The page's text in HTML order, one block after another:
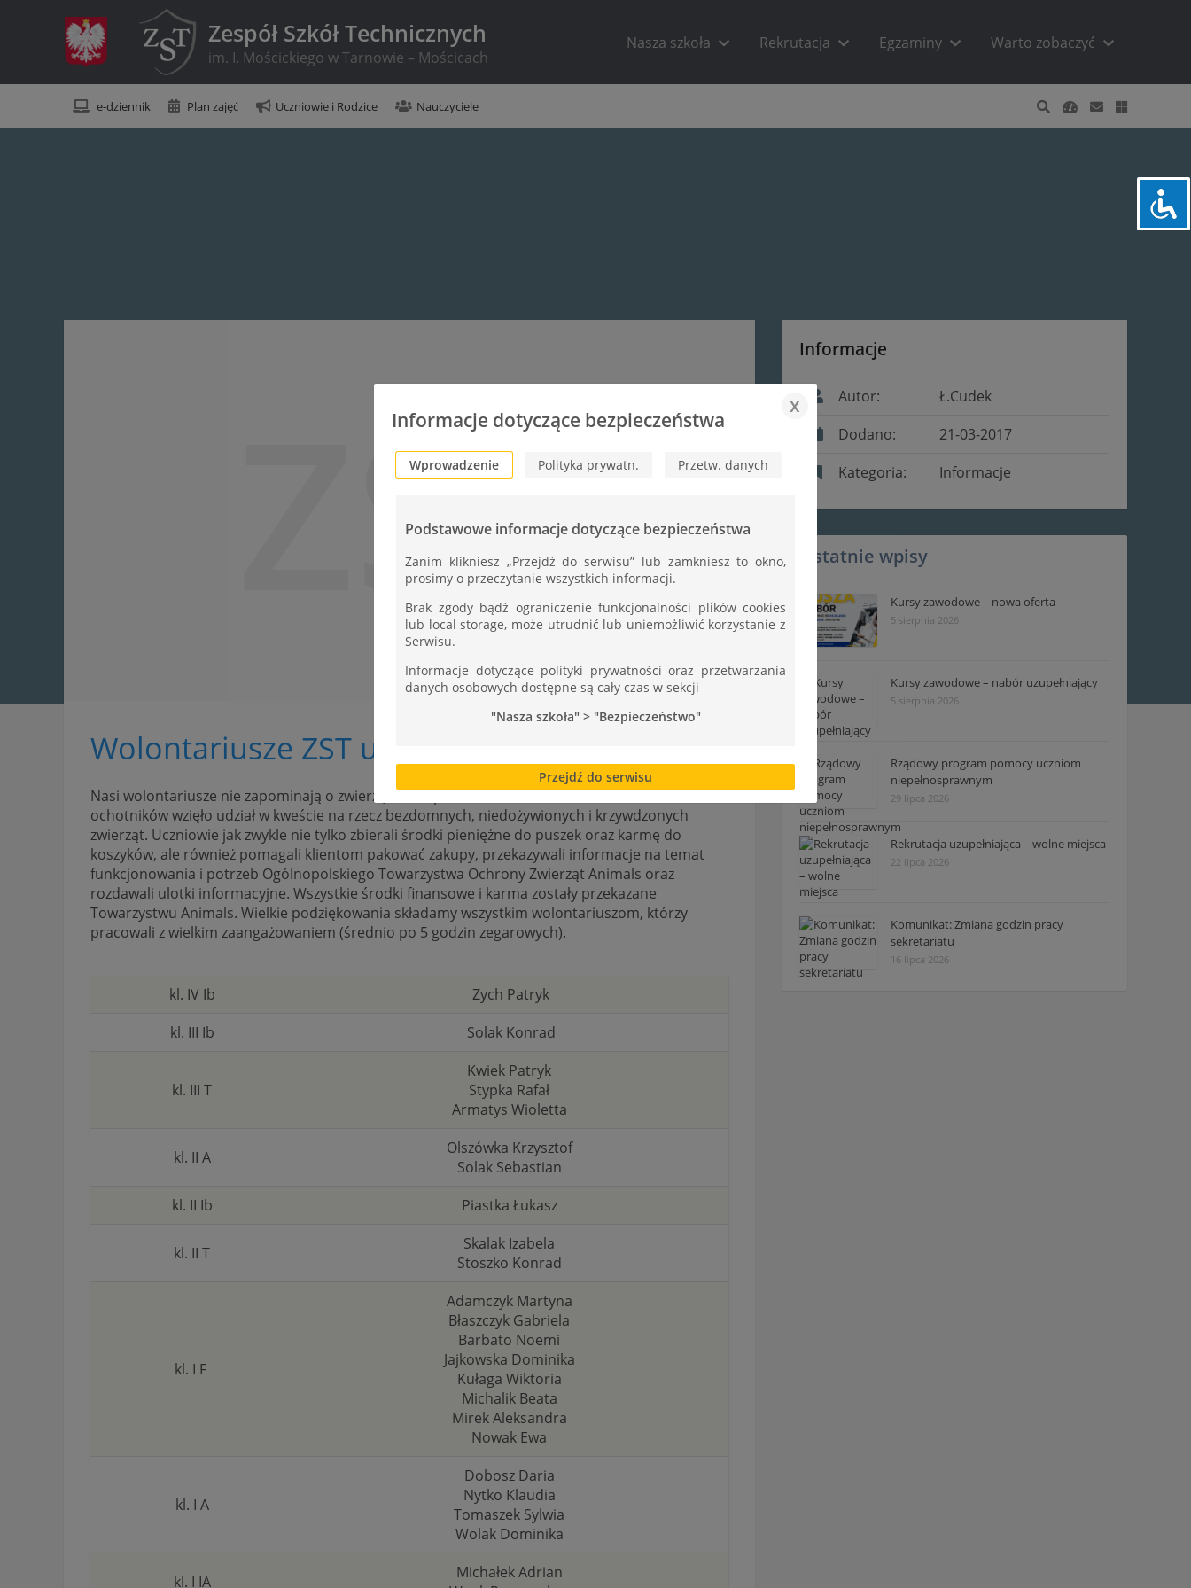
Zespół Szkół Technicznych
im. I. Mościckiego w Tarnowie – Mościcach
Nasza szkoła Rekrutacja Egzaminy Warto zobaczyć
e-dziennik Plan zajęć Uczniowie i Rodzice Nauczyciele
ZST
Wolontariusze ZST uczcili Dzień Kota !
Nasi wolontariusze nie zapominają o zwierzętach w potrzebie. W dniach 23 – 25.02.2017 r. 30
ochotników wzięło udział w kweście na rzecz bezdomnych, niedożywionych i krzywdzonych
zwierząt. Uczniowie jak zwykle nie tylko zbierali środki pieniężne do puszek oraz karmę do
koszyków, ale również pomagali klientom pakować zakupy, przekazywali informacje na temat
funkcjonowania i potrzeb Ogólnopolskiego Towarzystwa Ochrony Zwierząt Animals oraz
rozdawali ulotki informacyjne. Wszystkie środki finansowe i karma zostały przekazane
Towarzystwu Animals. Wielkie podziękowania składamy wszystkim wolontariuszom, którzy
pracowali z wielkim zaangażowaniem (średnio po 5 godzin zegarowych).
kl. IV Ib
Zych Patryk
kl. III Ib
Solak Konrad
kl. III T
Kwiek Patryk
Stypka Rafał
Armatys Wioletta
kl. II A
Olszówka Krzysztof
Solak Sebastian
kl. II Ib
Piastka Łukasz
kl. II T
Skalak Izabela
Stoszko Konrad
kl. I F
Adamczyk Martyna
Błaszczyk Gabriela
Barbato Noemi
Jajkowska Dominika
Kułaga Wiktoria
Michalik Beata
Mirek Aleksandra
Nowak Ewa
kl. I A
Dobosz Daria
Nytko Klaudia
Tomaszek Sylwia
Wolak Dominika
kl. I IA
Michałek Adrian
Informacje
Autor:
Ł.Cudek
Dodano:
21-03-2017
Kategoria:
Informacje
Ostatnie wpisy
Kursy zawodowe – nowa oferta
5 sierpnia 2026
Kursy zawodowe – nabór uzupełniający
5 sierpnia 2026
Rządowy program pomocy uczniom
niepełnosprawnym
29 lipca 2026
Rekrutacja uzupełniająca – wolne miejsca
22 lipca 2026
Komunikat: Zmiana godzin pracy
sekretariatu
16 lipca 2026
Informacje dotyczące bezpieczeństwa
x
Wprowadzenie Polityka prywatn. Przetw. danych
Podstawowe informacje dotyczące bezpieczeństwa
Zanim klikniesz „Przejdź do serwisu” lub zamkniesz to okno,
prosimy o przeczytanie wszystkich informacji.
Brak zgody bądź ograniczenie funkcjonalności plików cookies
lub local storage, może utrudnić lub uniemożliwić korzystanie z
Serwisu.
Informacje dotyczące polityki prywatności oraz przetwarzania
danych osobowych dostępne są cały czas w sekcji
"Nasza szkoła" > "Bezpieczeństwo"
Przejdź do serwisu